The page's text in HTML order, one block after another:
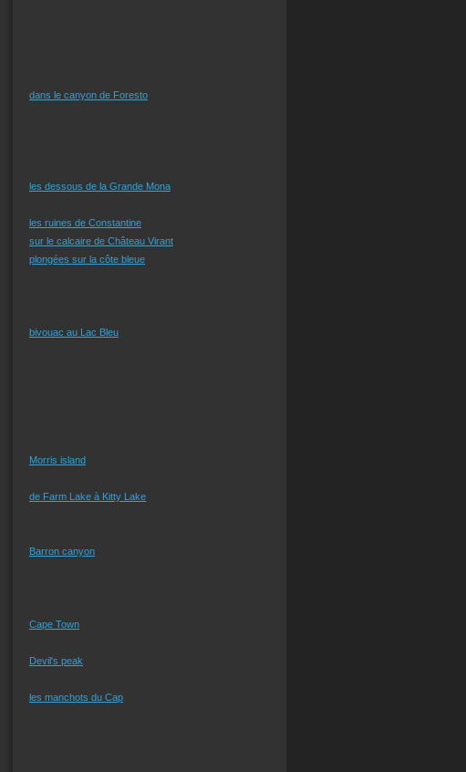
dans le canyon de Foresto
les dessous de la Grande Mona
les ruines de Constantine
sur le calcaire de Château Virant
plongées sur la côte bleue
bivouac au Lac Bleu
Morris island
de Farm Lake à Kitty Lake
Barron canyon
Cape Town
Devil's peak
les manchots du Cap